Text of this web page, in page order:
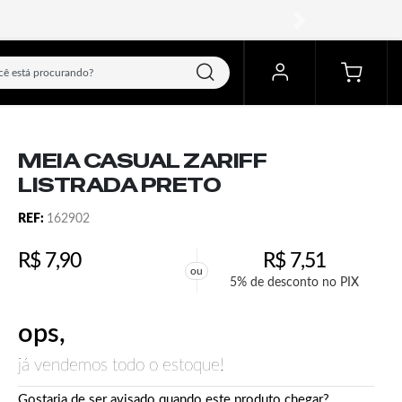
MEIA CASUAL ZARIFF
LISTRADA PRETO
REF: 162902
R$7,90 ou R$7,51
5% de desconto no PIX
ops,
já vendemos todo o estoque!